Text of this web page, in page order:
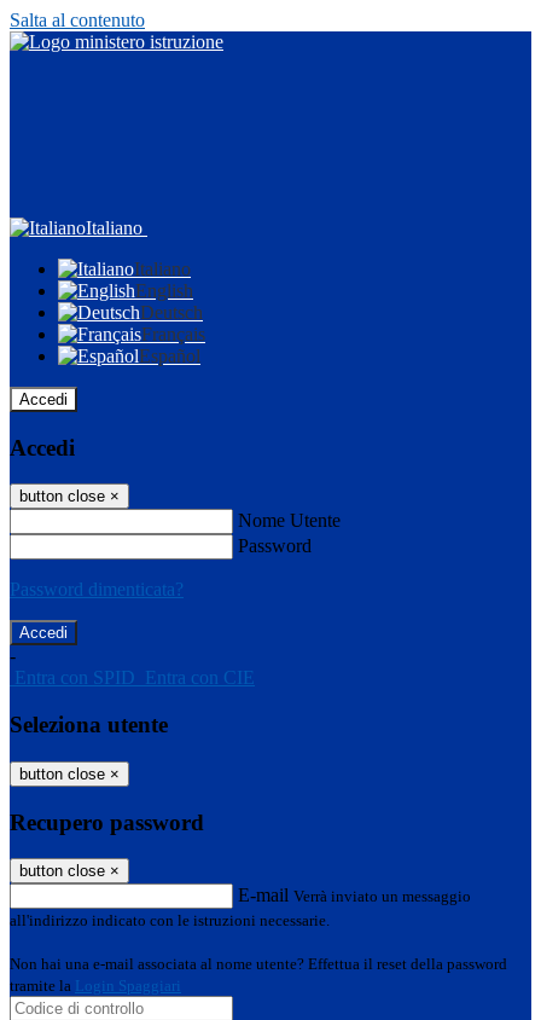
Salta al contenuto
Italiano
Italiano
English
Deutsch
Français
Español
Accedi
Accedi
button close ×
Nome Utente
Password
Password dimenticata?
-
Entra con SPID Entra con CIE
Seleziona utente
button close ×
Recupero password
button close ×
E-mail Verrà inviato un messaggio
all'indirizzo indicato con le istruzioni necessarie.
Non hai una e-mail associata al nome utente? Effettua il reset della password
tramite la Login Spaggiari